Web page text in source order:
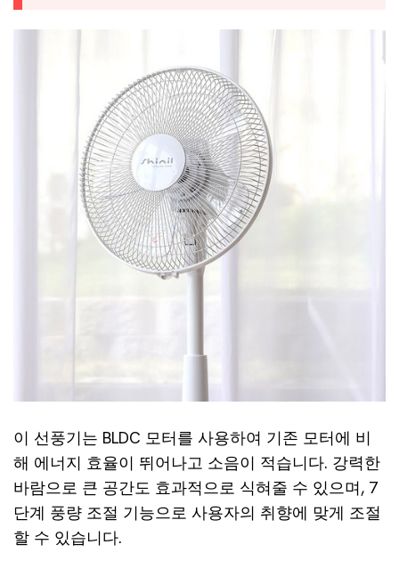
이 선풍기는 BLDC 모터를 사용하여 기존 모터에 비
해 에너지 효율이 뛰어나고 소음이 적습니다. 강력한
바람으로 큰 공간도 효과적으로 식혀줄 수 있으며, 7
단계 풍량 조절 기능으로 사용자의 취향에 맞게 조절
할 수 있습니다.